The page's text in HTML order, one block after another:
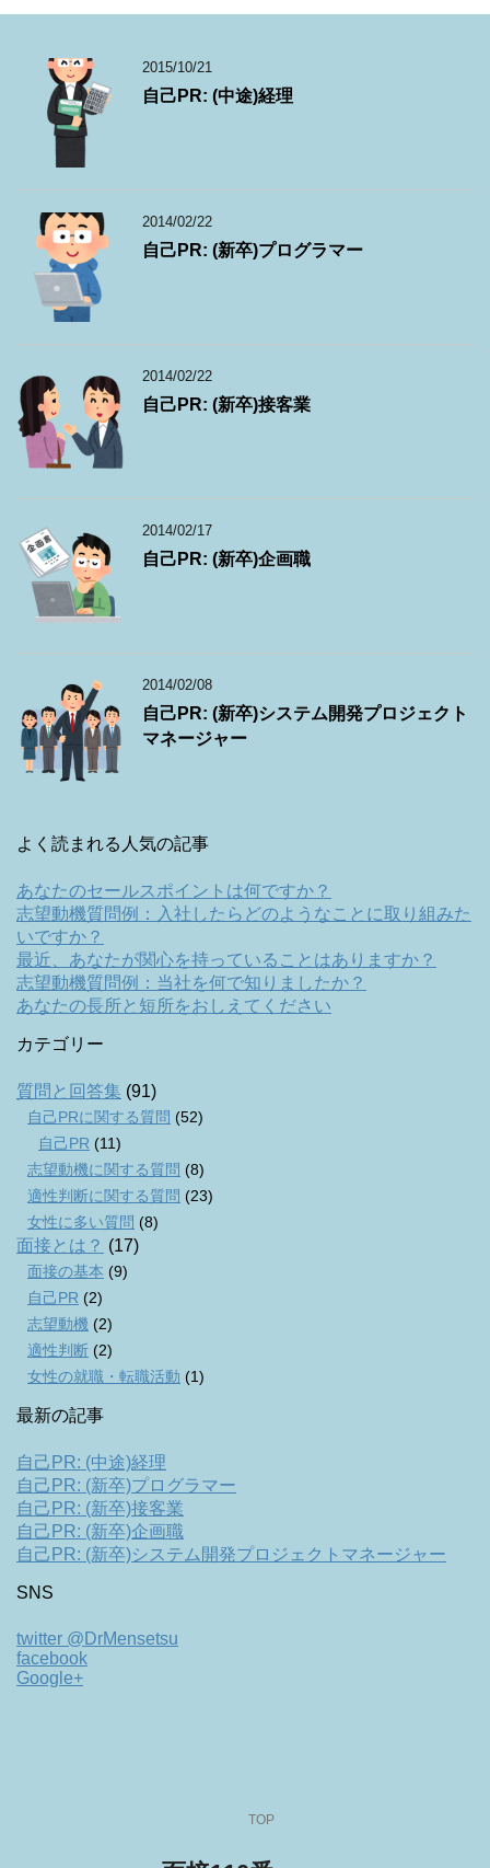
2015/10/21
自己PR: (中途)経理
2014/02/22
自己PR: (新卒)プログラマー
2014/02/22
自己PR: (新卒)接客業
2014/02/17
自己PR: (新卒)企画職
2014/02/08
自己PR: (新卒)システム開発プロジェクト
マネージャー
よく読まれる人気の記事
あなたのセールスポイントは何ですか？
志望動機質問例：入社したらどのようなことに取り組みた
いですか？
最近、あなたが関心を持っていることはありますか？
志望動機質問例：当社を何で知りましたか？
あなたの長所と短所をおしえてください
カテゴリー
質問と回答集 (91)
自己PRに関する質問 (52)
自己PR (11)
志望動機に関する質問 (8)
適性判断に関する質問 (23)
女性に多い質問 (8)
面接とは？ (17)
面接の基本 (9)
自己PR (2)
志望動機 (2)
適性判断 (2)
女性の就職・転職活動 (1)
最新の記事
自己PR: (中途)経理
自己PR: (新卒)プログラマー
自己PR: (新卒)接客業
自己PR: (新卒)企画職
自己PR: (新卒)システム開発プロジェクトマネージャー
SNS
twitter @DrMensetsu
facebook
Google+
TOP